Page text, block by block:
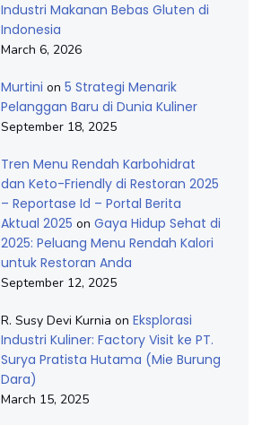
Industri Makanan Bebas Gluten di
Indonesia
March 6, 2026
Murtini on 5 Strategi Menarik
Pelanggan Baru di Dunia Kuliner
September 18, 2025
Tren Menu Rendah Karbohidrat
dan Keto-Friendly di Restoran 2025
– Reportase Id – Portal Berita
Aktual 2025 on Gaya Hidup Sehat di
2025: Peluang Menu Rendah Kalori
untuk Restoran Anda
September 12, 2025
R. Susy Devi Kurnia on Eksplorasi
Industri Kuliner: Factory Visit ke PT.
Surya Pratista Hutama (Mie Burung
Dara)
March 15, 2025